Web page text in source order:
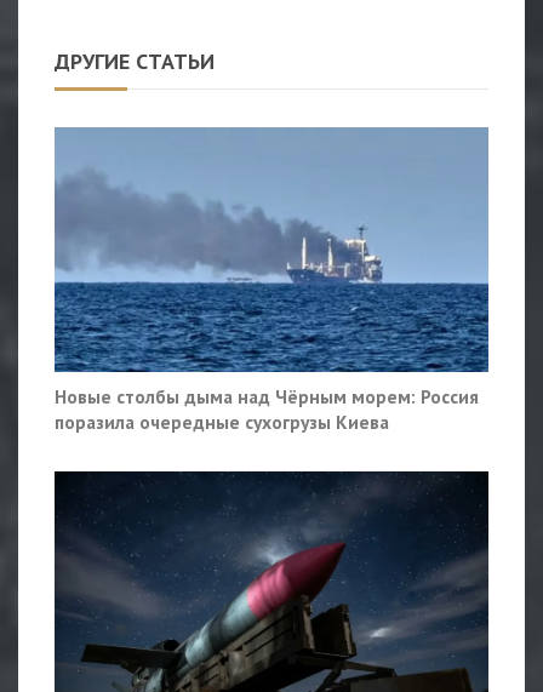
ДРУГИЕ СТАТЬИ
Новые столбы дыма над Чёрным морем: Россия
поразила очередные сухогрузы Киева